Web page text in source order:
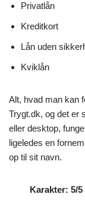
Privatlån
Kreditkort
Lån uden
Kviklån
Alt, hvad man kan
Trygt.dk, og det er
eller desktop,
ligeledes en
op til sit navn.
Karakter: 5/